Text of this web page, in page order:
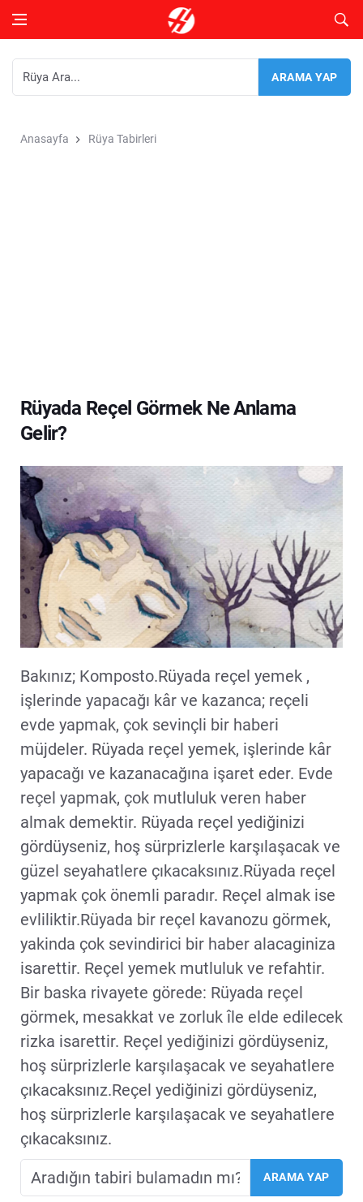
Anasayfa Rüya Tabirleri
Rüyada Reçel Görmek Ne Anlama
Gelir?
Bakınız; Komposto.Rüyada reçel yemek ,
işlerinde yapacağı kâr ve kazanca; reçeli
evde yapmak, çok sevinçli bir haberi
müjdeler. Rüyada reçel yemek, işlerinde kâr
yapacağı ve kazanacağına işaret eder. Evde
reçel yapmak, çok mutluluk veren haber
almak demektir. Rüyada reçel yediğinizi
gördüyseniz, hoş sürprizlerle karşılaşacak ve
güzel seyahatlere çıkacaksınız.Rüyada reçel
yapmak çok önemli paradır. Reçel almak ise
evliliktir.Rüyada bir reçel kavanozu görmek,
yakinda çok sevindirici bir haber alacaginiza
isarettir. Reçel yemek mutluluk ve refahtir.
Bir baska rivayete görede: Rüyada reçel
görmek, mesakkat ve zorluk île elde edilecek
rizka isarettir. Reçel yediğinizi gördüyseniz,
hoş sürprizlerle karşılaşacak ve seyahatlere
çıkacaksınız.Reçel yediğinizi gördüyseniz,
hoş sürprizlerle karşılaşacak ve seyahatlere
çıkacaksınız.